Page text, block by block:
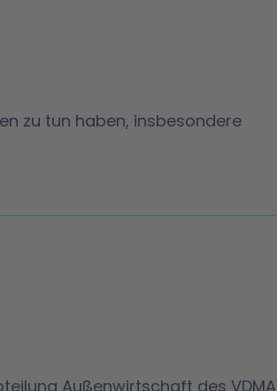
zu tun haben, insbesondere
Außenwirtschaft des VDMA